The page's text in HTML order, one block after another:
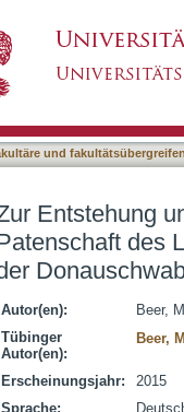
der
und
Entstehung
des
Autor(en):
Beer,
Tübinger
Autor(en):
Beer,
Erscheinungsjahr:
2015
Sprache: